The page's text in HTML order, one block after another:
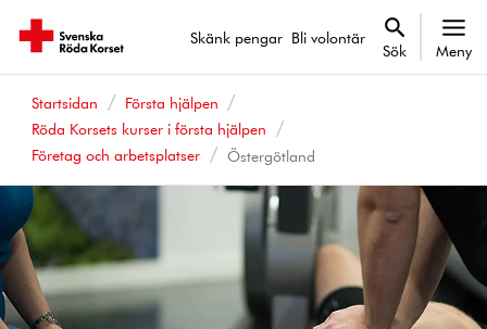
Skänk pengar Bli volontär
Sök Meny
Startsidan
Första hjälpen
Röda Korsets kurser i första hjälpen
Företag och arbetsplatser
Östergötland